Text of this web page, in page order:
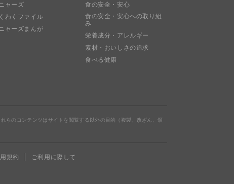
ャーズ
わくファイル
ャーズまんが
食の安全・安心
食の安全・安心への取り組
み
栄養成分・アレルギー
素材・おいしさの追求
食べる健康
らのコンテンツはサイトを閲覧する以外の目的（複製、改ざん、頒
規約 ご利用に際して